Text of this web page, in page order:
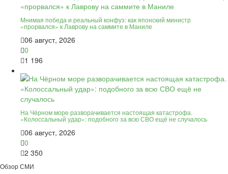
Мнимая победа и реальный конфуз: как японский министр
«прорвался» к Лаврову на саммите в Маниле
06 август, 2026
0
1 196
На Чёрном море разворачивается настоящая катастрофа.
«Колоссальный удар»: подобного за всю СВО ещё не случалось
06 август, 2026
0
2 350
Обзор СМИ